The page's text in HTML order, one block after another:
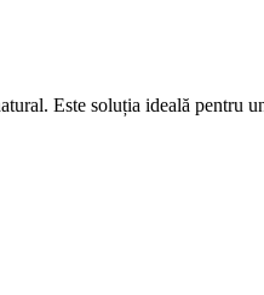
Este soluția ideală pentru